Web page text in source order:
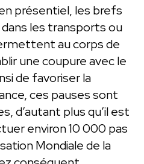
présentiel, les brefs
les transports ou
au corps de
une coupure avec le
de favoriser la
ces pauses sont
d’autant plus qu’il est
environ 10 000 pas
Mondiale de la